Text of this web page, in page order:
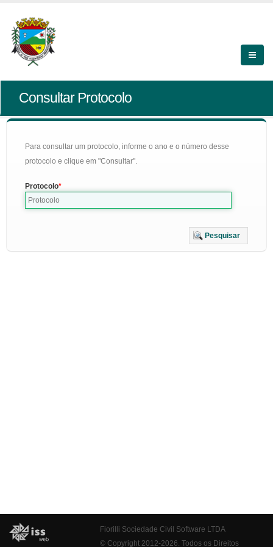
Consultar Protocolo
Para consultar um protocolo, informe o ano e o número desse
protocolo e clique em "Consultar".
Protocolo
Pesquisar
Fiorilli Sociedade Civil Software LTDA
© Copyright 2012-2026. Todos os Direitos